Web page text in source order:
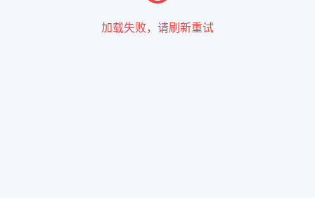
加载失败，请刷新重试